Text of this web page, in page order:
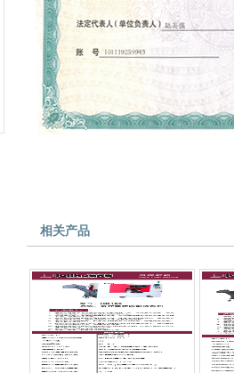
相关产品